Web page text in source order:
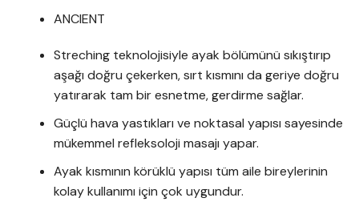
ANCIENT
Streching teknolojisiyle ayak bölümünü sıkıştırıp
aşağı doğru çekerken, sırt kısmını da geriye doğru
yatırarak tam bir esnetme, gerdirme sağlar.
Güçlü hava yastıkları ve noktasal yapısı sayesinde
mükemmel refleksoloji masajı yapar.
Ayak kısmının körüklü yapısı tüm aile bireylerinin
kolay kullanımı için çok uygundur.